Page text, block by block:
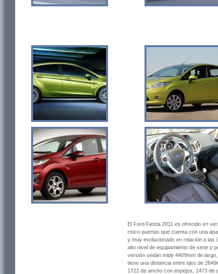
El Ford Fiesta 2011 es ofrecido en
cinco puertas que cuenta con una
y muy evolucionado en relación a las
alto nivel de equipamiento de serie y
versión sedán mide 4409mm de
tiene una distancia entre ejes de
1722 de ancho con espejos, 1473 de